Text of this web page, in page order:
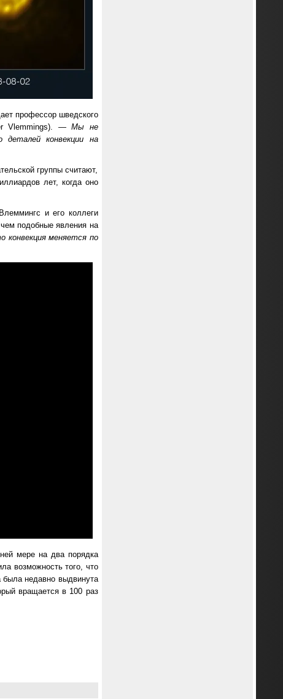
профессор шведского
Vlemmings). —Мы не
конвекции на
группы считают,
лет, когда оно
и его коллеги
подобные явления на
конвекция меняется по
мере на два порядка
возможность того, что
была недавно выдвинута
вращается в 100 раз